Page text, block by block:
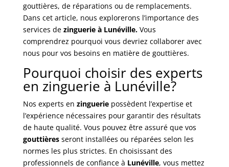
gouttières, de réparations ou de remplacements.
Dans cet article, nous explorerons l’importance des
services dezinguerie à Lunéville. Vous
comprendrez pourquoi vous devriez collaborer avec
nous pour vos besoins en matière de gouttières.
Pourquoi choisir des experts
en zinguerie à Lunéville?
Nos experts en zingueriepossèdent l’expertise et
l’expérience nécessaires pour garantir des résultats
de haute qualité. Vous pouvez être assuré que vos
gouttièresseront installées ou réparées selon les
normes les plus strictes. En choisissant des
professionnels de confiance à Lunéville, vous mettez